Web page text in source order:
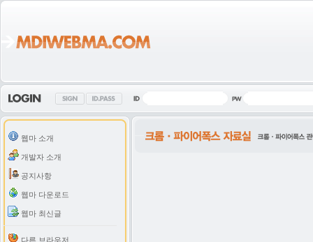
웹마 소개
개발자 소개
공지사항
웹마 다운로드
웹마 최신글
다른 브라우저